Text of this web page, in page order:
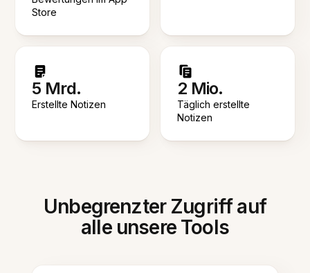
Store
5 Mrd.
Erstellte Notizen
2 Mio.
Täglich erstellte
Notizen
Unbegrenzter Zugriff auf
alle unsere Tools